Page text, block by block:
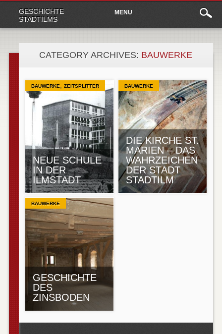
GESCHICHTE
STADTILMS
Main
menu
content
MENU
CATEGORY ARCHIVES: BAUWERKE
BAUWERKE, ZEITSPLITTER
NEUE SCHULE
IN DER
ILMSTADT
BAUWERKE
DIE KIRCHE ST.
MARIEN – DAS
WAHRZEICHEN
DER STADT
STADTILM
BAUWERKE
GESCHICHTE
DES
ZINSBODEN